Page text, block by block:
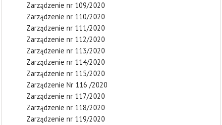
Zarządzenie nr 109/2020
Zarządzenie nr 110/2020
Zarządzenie nr 111/2020
Zarządzenie nr 112/2020
Zarządzenie nr 113/2020
Zarządzenie nr 114/2020
Zarządzenie nr 115/2020
Zarządzenie Nr 116 /2020
Zarządzenie nr 117/2020
Zarządzenie nr 118/2020
Zarządzenie nr 119/2020